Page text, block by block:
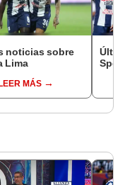
noticias sobre
Lima
MÁS